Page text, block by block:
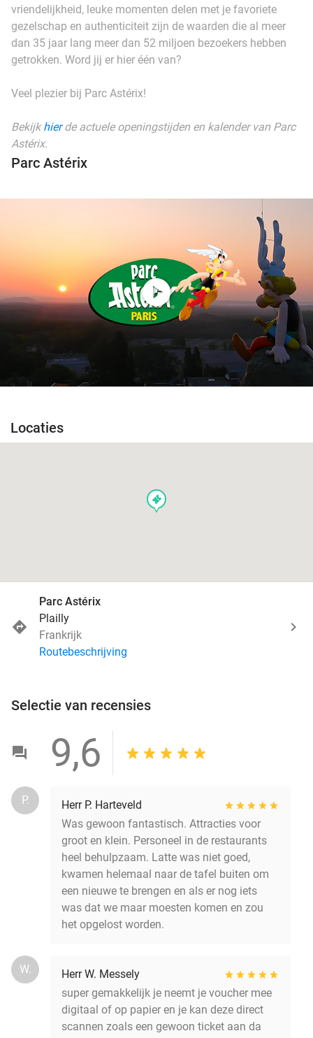
vriendelijkheid, leuke momenten delen met je favoriete
gezelschap en authenticiteit zijn de waarden die al meer
dan 35 jaar lang meer dan 52 miljoen bezoekers hebben
getrokken. Word jij er hier één van?
Veel plezier bij Parc Astérix!
Bekijkhierde actuele openingstijden en kalender van Parc
Astérix.
Parc Astérix
play_circle
Locaties
events
Parc Astérix
Plailly
Frankrijk
Routebeschrijving
Selectie van recensies
9,6
P.
Herr P. Harteveld
Was gewoon fantastisch. Attracties voor
groot en klein. Personeel in de restaurants
heel behulpzaam. Latte was niet goed,
kwamen helemaal naar de tafel buiten om
een nieuwe te brengen en als er nog iets
was dat we maar moesten komen en zou
het opgelost worden.
W.
Herr W. Messely
super gemakkelijk je neemt je voucher mee
digitaal of op papier en je kan deze direct
scannen zoals een gewoon ticket aan da